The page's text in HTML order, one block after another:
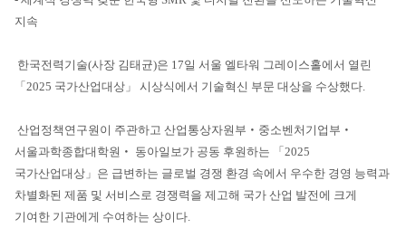
지속
한국전력기술(사장 김태균)은 17일 서울 엘타워 그레이스홀에서 열린
「2025 국가산업대상」 시상식에서 기술혁신 부문 대상을 수상했다.
산업정책연구원이 주관하고 산업통상자원부‧중소벤처기업부‧
서울과학종합대학원‧ 동아일보가 공동 후원하는 「2025
국가산업대상」은 급변하는 글로벌 경쟁 환경 속에서 우수한 경영 능력과
차별화된 제품 및 서비스로 경쟁력을 제고해 국가 산업 발전에 크게
기여한 기관에게 수여하는 상이다.